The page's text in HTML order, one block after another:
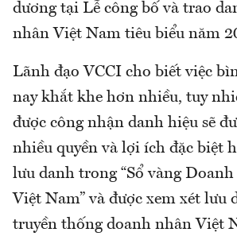
dương tại Lễ công bố và trao
nhân Việt Nam tiêu biểu năm
Lãnh đạo VCCI cho biết việc
nay khắt khe hơn nhiều, tuy
được công nhận danh hiệu sẽ
nhiều quyền và lợi ích đặc biệt
lưu danh trong “Sổ vàng
Việt Nam” và được xem xét lưu
truyền thống doanh nhân Việt